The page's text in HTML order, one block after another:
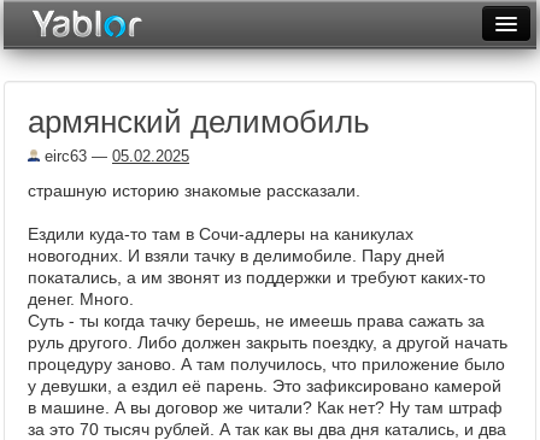
Неделя
Архив
Видеотоп
армянский делимобиль
eirc63 — 05.02.2025
страшную историю знакомые рассказали.
Ездили куда-то там в Сочи-адлеры на каникулах
новогодних. И взяли тачку в делимобиле. Пару дней
покатались, а им звонят из поддержки и требуют каких-то
денег. Много.
Суть - ты когда тачку берешь, не имеешь права сажать за
руль другого. Либо должен закрыть поездку, а другой начать
процедуру заново. А там получилось, что приложение было
у девушки, а ездил её парень. Это зафиксировано камерой
в машине. А вы договор же читали? Как нет? Ну там штраф
за это 70 тысяч рублей. А так как вы два дня катались, и два